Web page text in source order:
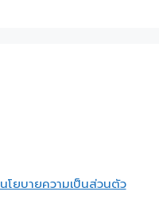
นโยบายความเป็นส่วนตัว